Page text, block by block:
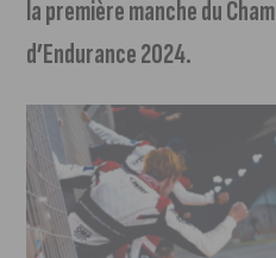
la première manche du
d’Endurance 2024.